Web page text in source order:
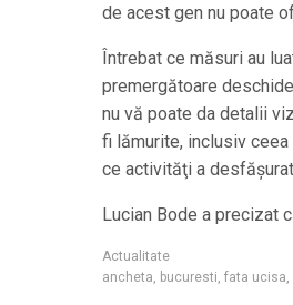
de acest gen nu poate
Întrebat ce măsuri au
premergătoare
nu vă poate da detalii
fi lămurite, inclusiv
ce activităţi a
Lucian Bode a precizat
Actualitate
ancheta
bucuresti fata ucisa